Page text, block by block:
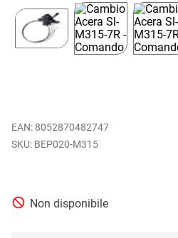
EAN: 8052870482747
BEP020-M315
Non disponibile